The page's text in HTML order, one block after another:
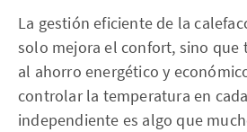
La gestión eficiente de la
solo mejora el confort, sino que
al ahorro energético y
controlar la temperatura en
independiente es algo que